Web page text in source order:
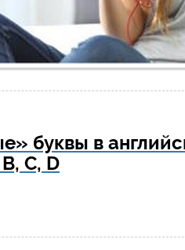
буквы в
C, D